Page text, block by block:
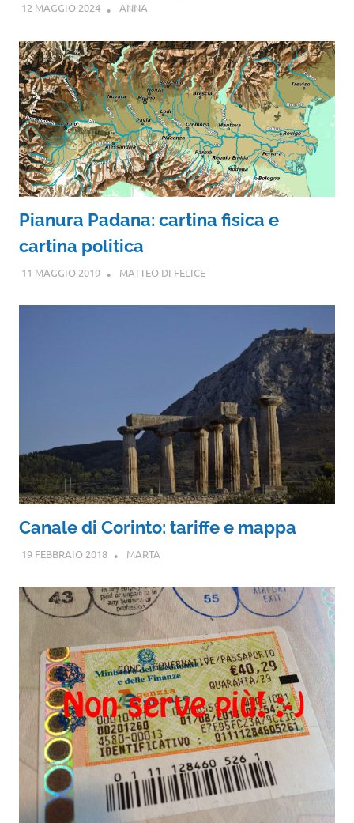
12 MAGGIO 2024 ANNA
Pianura Padana: cartina fisica e
cartina politica
11 MAGGIO 2019 MATTEO DI FELICE
Canale di Corinto: tariffe e mappa
19 FEBBRAIO 2018 MARTA